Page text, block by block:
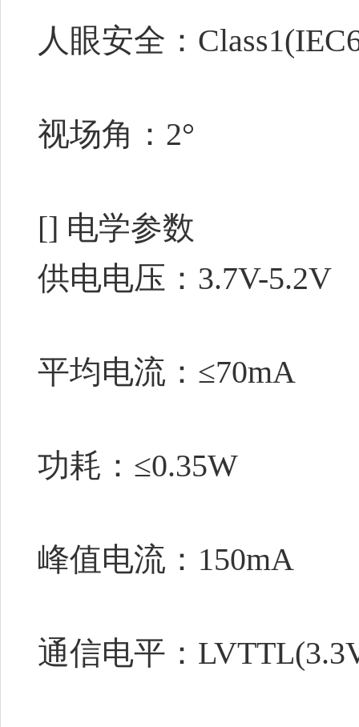
人眼安全：
视场角：2°
[] 电学参数
供电电压：3.7V-5.2V
平均电流：≤70mA
功耗：≤0.35W
峰值电流：150mA
通信电平：